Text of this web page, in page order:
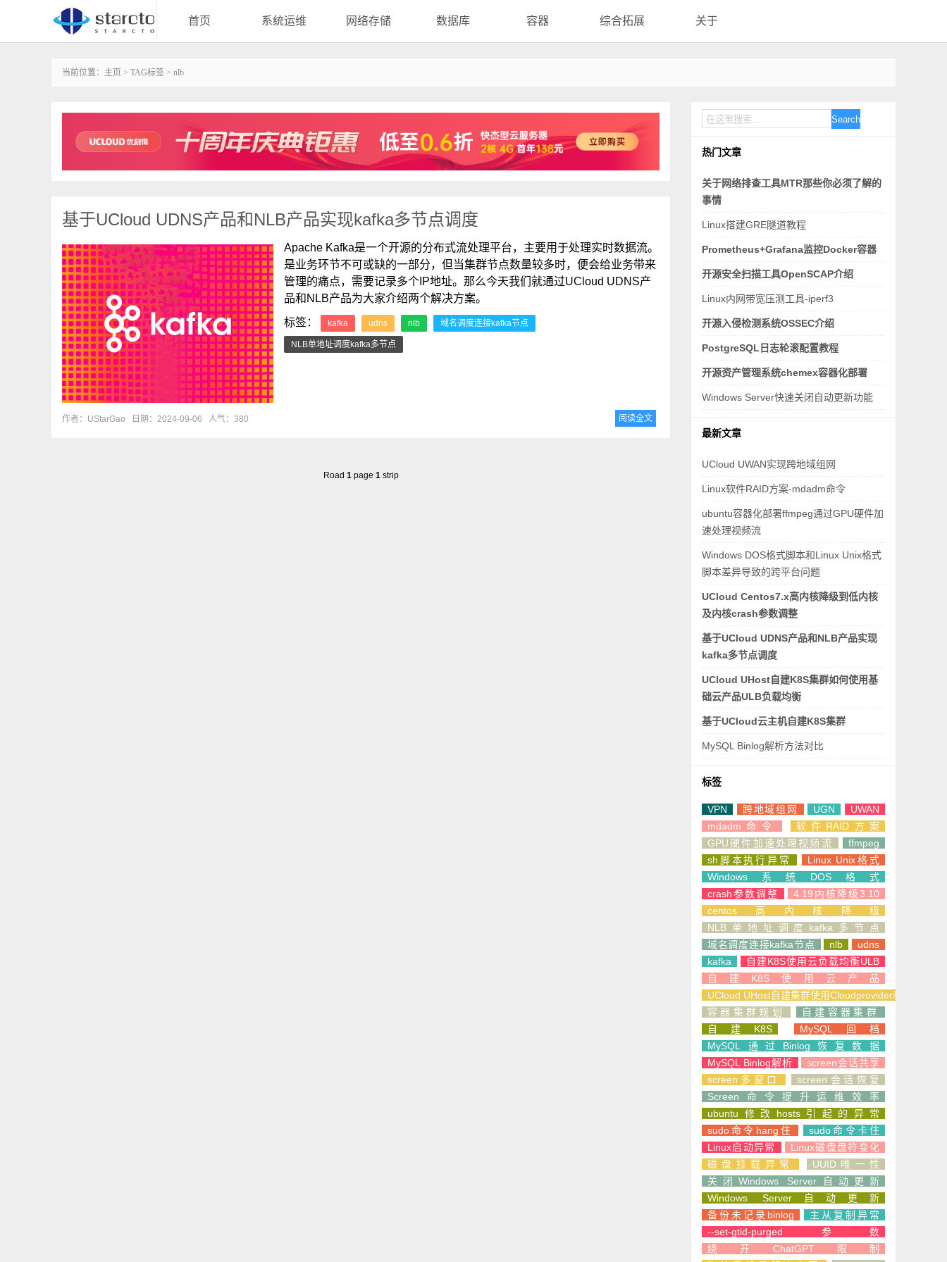
首页 系统运维 网络存储 数据库 容器 综合拓展 关于
当前位置： 主页 > TAG标签 > nlb
基于UCloud UDNS产品和NLB产品实现kafka多节点调度
‌‌Apache ‌Kafka是一个开源的分布式流处理平台，主要用于处理实时数据流。‌
是业务环节不可或缺的一部分，但当集群节点数量较多时，便会给业务带来
管理的痛点，需要记录多个IP地址。那么今天我们就通过UCloud UDNS产
品和NLB产品为大家介绍两个解决方案。
标签：
kafka udns nlb 域名调度连接kafka节点
NLB单地址调度kafka多节点
作者：UStarGao 日期：2024-09-06 人气：380 阅读全文
Road 1 page 1 strip
Search
热门文章
关于网络排查工具MTR那些你必须了解的
事情
Linux搭建GRE隧道教程
Prometheus+Grafana监控Docker容器
开源安全扫描工具OpenSCAP介绍
Linux内网带宽压测工具-iperf3
开源入侵检测系统OSSEC介绍
PostgreSQL日志轮滚配置教程
开源资产管理系统chemex容器化部署
Windows Server快速关闭自动更新功能
最新文章
UCloud UWAN实现跨地域组网
Linux软件RAID方案-mdadm命令
ubuntu容器化部署ffmpeg通过GPU硬件加
速处理视频流
Windows DOS格式脚本和Linux Unix格式
脚本差异导致的跨平台问题
UCloud Centos7.x高内核降级到低内核
及内核crash参数调整
基于UCloud UDNS产品和NLB产品实现
kafka多节点调度
UCloud UHost自建K8S集群如何使用基
础云产品ULB负载均衡
基于UCloud云主机自建K8S集群
MySQL Binlog解析方法对比
标签
VPN 跨地域组网 UGN
UWAN
mdadm命令
软件RAID方案
GPU硬件加速处理视频流
ffmpeg
sh脚本执行异常
Linux Unix格式
Windows系统DOS格式
crash参数调整
4.19内核降级3.10
centos高内核降级
NLB单地址调度kafka多节点
域名调度连接kafka节点
nlb
udns
kafka
自建K8S使用云负载均衡ULB
自建K8S使用云产品
UCloud UHost自建集群使用Cloudprovider和CSI
容器集群规划
自建容器集群
自建K8S
MySQL回档
MySQL通过Binlog恢复数据
MySQL Binlog解析
screen会话共享
screen多窗口
screen会话恢复
Screen命令提升运维效率
ubuntu修改hosts引起的异常
sudo命令hang住
sudo命令卡住
Linux启动异常
Linux磁盘盘符变化
磁盘挂载异常
UUID唯一性
关闭Windows Server自动更新
Windows Server自动更新
备份未记录binlog
主从复制异常
--set-gtid-purged参数
绕开ChatGPT限制